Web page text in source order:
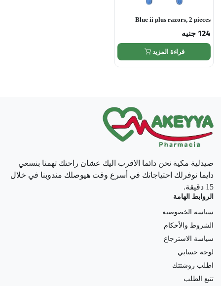
Blue ii plus razors, 2 pieces
124 جنيه
قراءة المزيد
صيدلية مكية نحن دائما الاقرب اليك عشان راحتك تهمنا بنسعي
دايما نوفرلك احتياجاتك في أسرع وقت هيوصلك مندوبنا في خلال
15 دقيقة.
الروابط الهامة
سياسة الخصوصية
الشروط والأحكام
سياسة الاسترجاع
لوحة حسابي
اطلب روشتتك
تتبع الطلب